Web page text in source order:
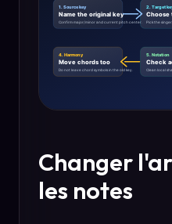
Changer
les notes